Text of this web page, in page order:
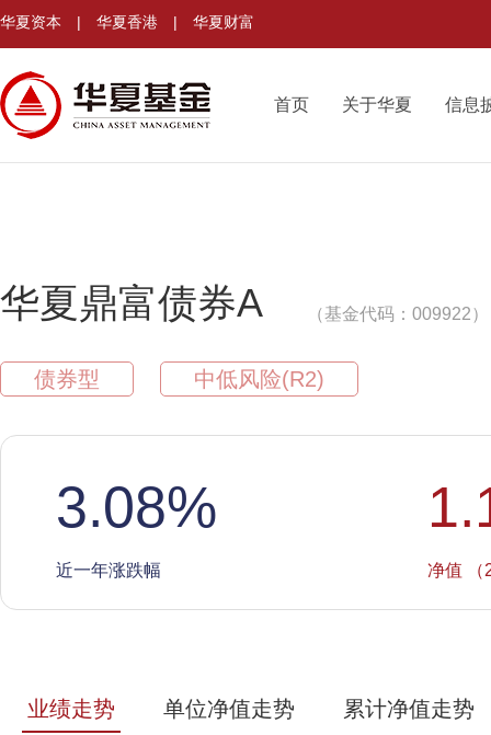
华夏资本 | 华夏香港 | 华夏财富
首页 关于华夏 信息
华夏鼎富债券A （基金代码：009922）
债券型 中低风险(R2)
3.08%
近一年涨跌幅 净值 （
业绩走势 单位净值走势 累计净值走势